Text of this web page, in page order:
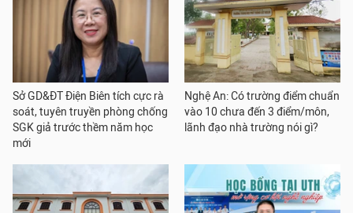
Sở GD&ĐT Điện Biên tích cực rà
soát, tuyên truyền phòng chống
SGK giả trước thềm năm học
mới
Nghệ An: Có trường điểm chuẩn
vào 10 chưa đến 3 điểm/môn,
lãnh đạo nhà trường nói gì?